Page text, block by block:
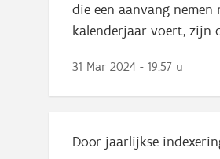
die een aanvang
kalenderjaar voert, zijn
31 Mar 2024 - 19.57 u
Door jaarlijkse